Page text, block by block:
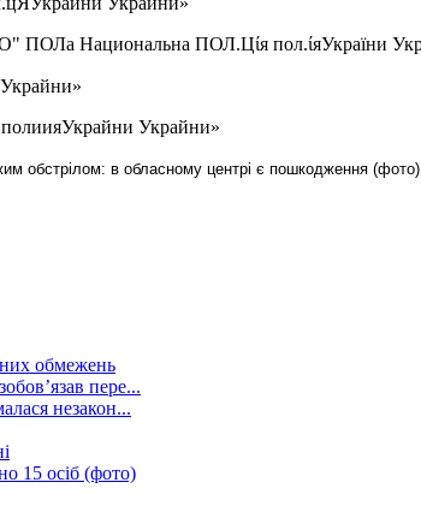
обстрілом: в обласному центрі є пошкодження (фото).
обмежень
пере...
незакон...
15 осіб (фото)